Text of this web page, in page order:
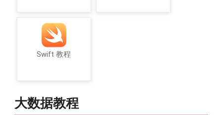
Swift 教程
大数据教程